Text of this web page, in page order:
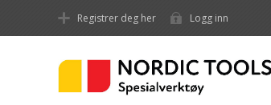
Registrer deg her Logg inn